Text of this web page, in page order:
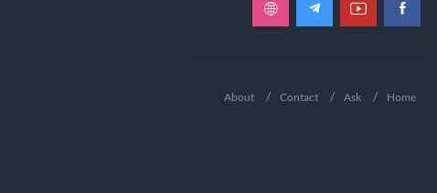
Home
Ask
Contact
About